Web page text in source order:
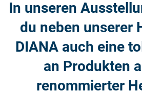
In unseren
du neben unserer
DIANA auch eine
an Produkten
renommierter